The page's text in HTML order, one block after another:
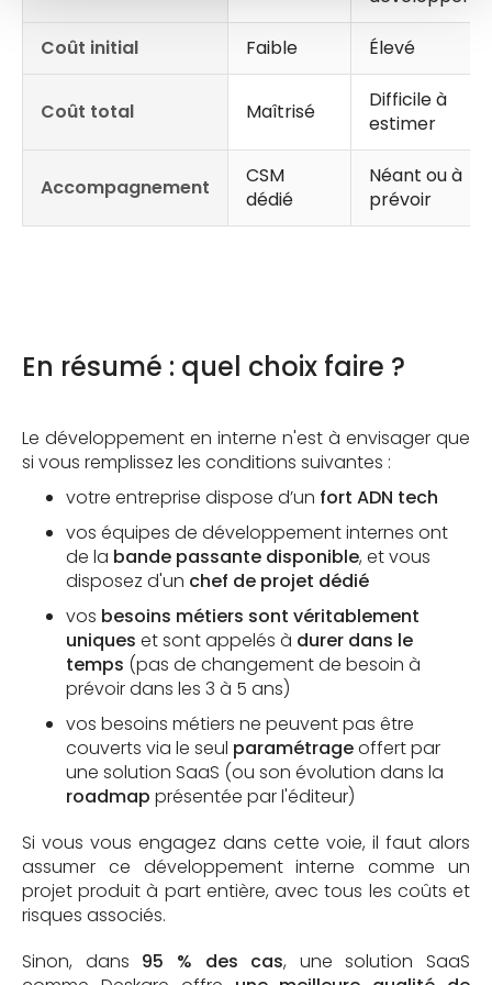
Coût initial Faible Élevé
Coût total Maîtrisé
Difficile à
estimer
Accompagnement
CSM
dédié
Néant ou à
prévoir
En résumé : quel choix faire ?
Le développement en interne n'est à envisager que
si vous remplissez les conditions suivantes :
votre entreprise dispose d’un fort ADN tech
vos équipes de développement internes ont
de la bande passante disponible, et vous
disposez d'un chef de projet dédié
vos besoins métiers sont véritablement
uniques et sont appelés à durer dans le
temps (pas de changement de besoin à
prévoir dans les 3 à 5 ans)
vos besoins métiers ne peuvent pas être
couverts via le seul paramétrageoffert par
une solution SaaS (ou son évolution dans la
roadmap présentée par l'éditeur)
Si vous vous engagez dans cette voie, il faut alors
assumer ce développement interne comme un
projet produit à part entière, avec tous les coûts et
risques associés.
Sinon, dans 95 % des cas, une solution SaaS